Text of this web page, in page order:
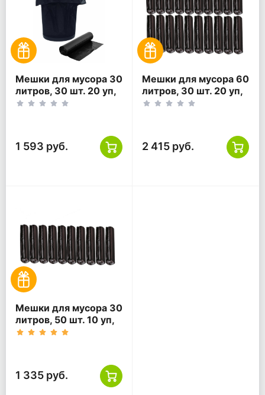
Мешки для мусора 30
литров, 30 шт. 20 уп,
черные
1 593 руб.
Мешки для мусора 60
литров, 30 шт. 20 уп,
черные
2 415 руб.
Мешки для мусора 30
литров, 50 шт. 10 уп,
черные
1 335 руб.